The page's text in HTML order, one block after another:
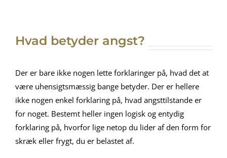
Hvad betyder angst?
Der er bare ikke nogen lette forklaringer på, hvad det at
være uhensigtsmæssig bange betyder. Der er hellere
ikke nogen enkel forklaring på, hvad angsttilstande er
for noget. Bestemt heller ingen logisk og entydig
forklaring på, hvorfor lige netop du lider af den form for
skræk eller frygt, du er belastet af.